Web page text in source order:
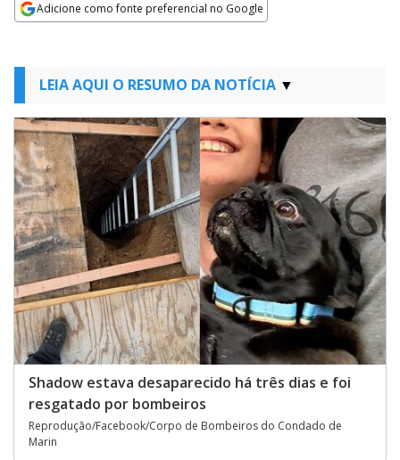
Adicione como fonte preferencial no Google
LEIA AQUI O RESUMO DA NOTÍCIA
Shadow estava desaparecido há três dias e foi
resgatado por bombeiros
Reprodução/Facebook/Corpo de Bombeiros do Condado de
Marin